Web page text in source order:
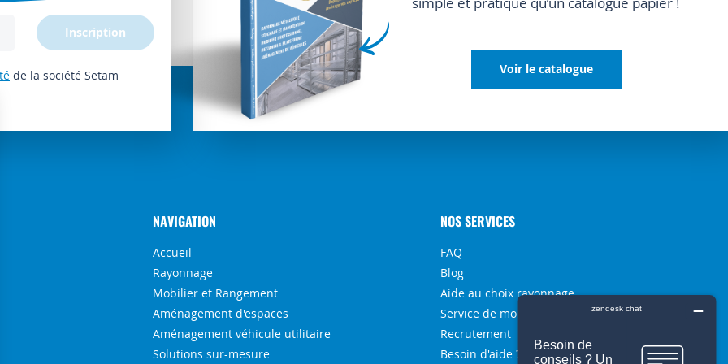
de la société Setam
Inscription
Voir le catalogue
NAVIGATION
Accueil
Rayonnage
Mobilier et Rangement
Aménagement d'espaces
Aménagement véhicule utilitaire
Solutions sur-mesure
NOS SERVICES
FAQ
Blog
Aide au choix rayonnage
Service de montage
Recrutement
Besoin d'aide ?